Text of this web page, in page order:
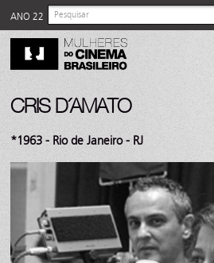
ANO 22
CRIS D´AMATO
*1963 - Rio de Janeiro - RJ